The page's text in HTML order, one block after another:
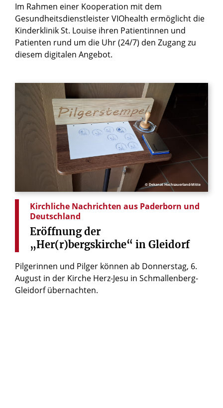
Im Rahmen einer Kooperation mit dem
Gesundheitsdienstleister VIOhealth ermöglicht die
Kinderklinik St. Louise ihren Patientinnen und
Patienten rund um die Uhr (24/7) den Zugang zu
diesem digitalen Angebot.
© Dekanat Hochsauerland-Mitte
Kirchliche Nachrichten aus Paderborn und
Deutschland
Eröffnung der
„Her(r)bergskirche“ in Gleidorf
Pilgerinnen und Pilger können ab Donnerstag, 6.
August in der Kirche Herz-Jesu in Schmallenberg-
Gleidorf übernachten.